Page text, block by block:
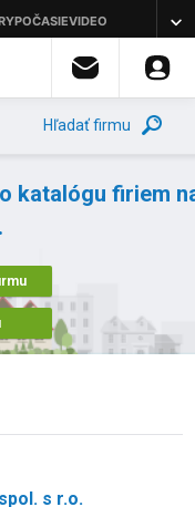
Hľadať firmu
katalógu firiem
s r.o.